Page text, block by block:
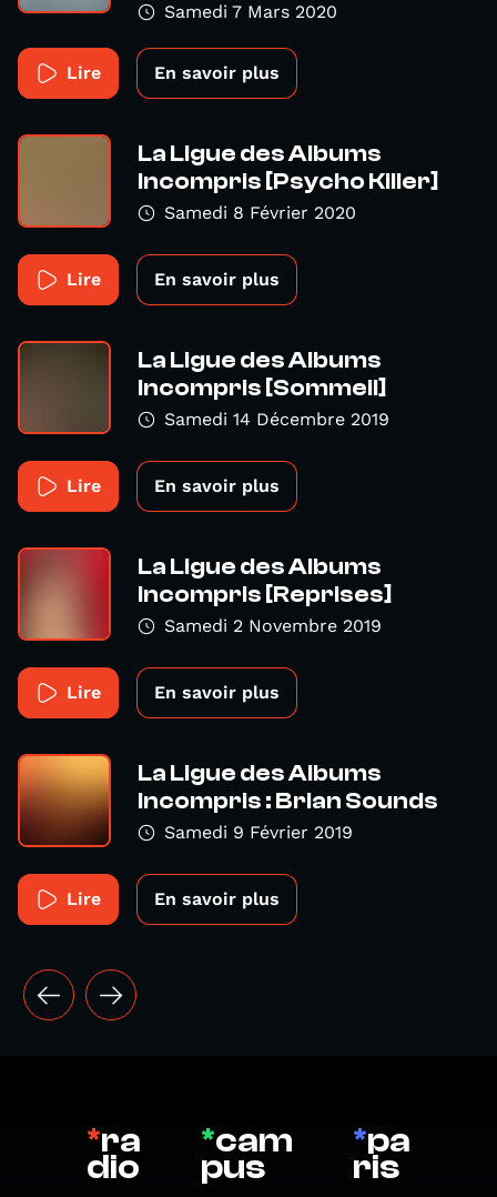
Samedi 7 Mars 2020
Lire En savoir plus
La Ligue des Albums
Incompris [Psycho Killer]
Samedi 8 Février 2020
Lire En savoir plus
La Ligue des Albums
Incompris [Sommeil]
Samedi 14 Décembre 2019
Lire En savoir plus
La Ligue des Albums
Incompris [Reprises]
Samedi 2 Novembre 2019
Lire En savoir plus
La Ligue des Albums
Incompris : Brian Sounds
Samedi 9 Février 2019
Lire En savoir plus
*ra
dio
*cam
pus
*pa
ris